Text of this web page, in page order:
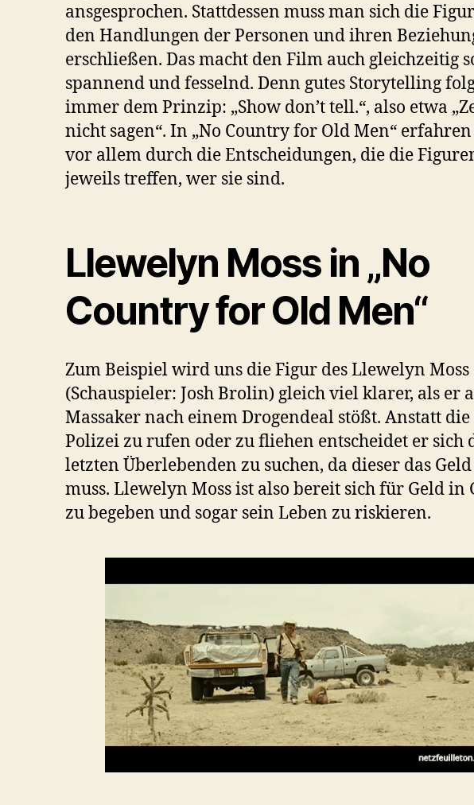
ansgesprochen. Stattdessen muss man sich die
den Handlungen der Personen und ihren
erschließen. Das macht den Film auch gleichzeitig
spannend und fesselnd. Denn gutes Storytelling
immer dem Prinzip: „Show don’t tell.“, also etwa
nicht sagen“. In „No Country for Old Men“
vor allem durch die Entscheidungen, die die
jeweils treffen, wer sie sind.
Llewelyn Moss in „No
Country for Old Men“
Zum Beispiel wird uns die Figur des Llewelyn Moss
(Schauspieler: Josh Brolin) gleich viel klarer, als er
Massaker nach einem Drogendeal stößt. Anstatt die
Polizei zu rufen oder zu fliehen entscheidet er sich
letzten Überlebenden zu suchen, da dieser das
muss. Llewelyn Moss ist also bereit sich für Geld in
zu begeben und sogar sein Leben zu riskieren.